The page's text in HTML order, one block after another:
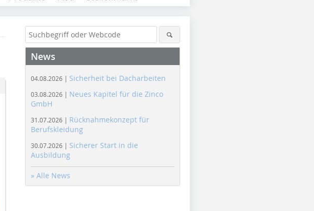
News
04.08.2026 | Sicherheit bei Dacharbeiten
03.08.2026 | Neues Kapitel für die Zinco
GmbH
31.07.2026 | Rücknahmekonzept für
Berufskleidung
30.07.2026 | Sicherer Start in die
Ausbildung
» Alle News